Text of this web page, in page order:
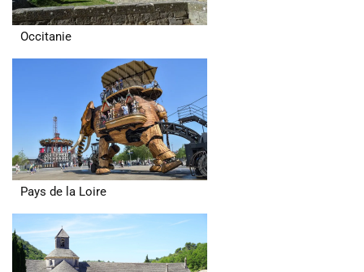
Occitanie
Pays de la Loire